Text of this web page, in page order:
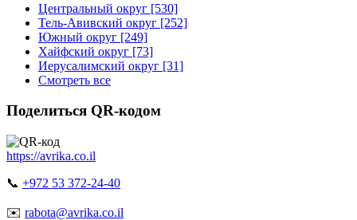
Центральный округ [530]
Тель-Авивский округ [252]
Южный округ [249]
Хайфский округ [73]
Иерусалимский округ [31]
Смотреть все
Поделиться QR-кодом
https://avrika.co.il
📞 +972 53 372-24-40
✉️ rabota@avrika.co.il